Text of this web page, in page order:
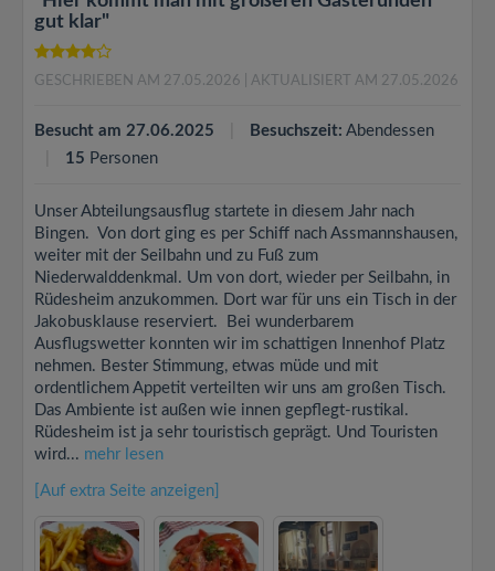
gut klar"
GESCHRIEBEN AM 27.05.2026 | AKTUALISIERT AM 27.05.2026
Besucht am 27.06.2025 Besuchszeit: Abendessen
15 Personen
Unser Abteilungsausflug startete in diesem Jahr nach
Bingen. Von dort ging es per Schiff nach Assmannshausen,
weiter mit der Seilbahn und zu Fuß zum
Niederwalddenkmal. Um von dort, wieder per Seilbahn, in
Rüdesheim anzukommen. Dort war für uns ein Tisch in der
Jakobusklause reserviert. Bei wunderbarem
Ausflugswetter konnten wir im schattigen Innenhof Platz
nehmen. Bester Stimmung, etwas müde und mit
ordentlichem Appetit verteilten wir uns am großen Tisch.
Das Ambiente ist außen wie innen gepflegt-rustikal.
Rüdesheim ist ja sehr touristisch geprägt. Und Touristen
wird... mehr lesen
[Auf extra Seite anzeigen]